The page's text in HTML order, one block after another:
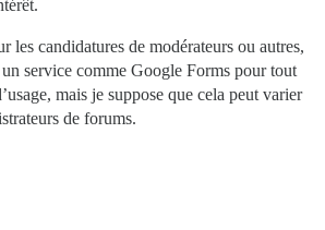
les candidatures de modérateurs ou autres,
service comme Google Forms pour tout
mais je suppose que cela peut varier
de forums.